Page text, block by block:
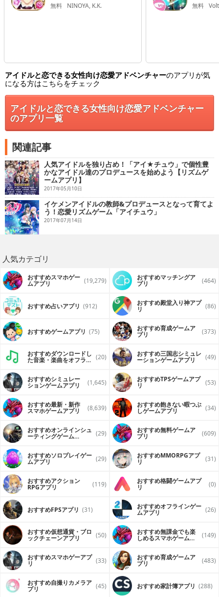
愛ゲーム】
無料 NINOYA, K.K. 無料
アイドルと恋できる女性向け恋愛アドベンチャーのアプリが気
になる方はこちらをチェック
アイドルと恋できる女性向け恋愛アドベンチャー
のアプリ一覧
関連記事
人気アイドルを独り占め！「アイ★チュウ」で個性豊
かなアイドル達のプロデュースを始めよう【リズムゲ
ームアプリ】
2017年05月10日
イケメンアイドルの教師&プロデュースとなって育てよ
う！恋愛リズムゲーム「アイチュウ」
2017年07月14日
人気カテゴリ
おすすめスマホゲー
ムアプリ (19,279) おすすめマッチングア
プリ (464)
おすすめ占いアプリ (912) おすすめ殿堂入り神アプ
リ (86)
おすすめゲームアプリ (75) おすすめ育成ゲームア
プリ (373)
おすすめダウンロードし
た音楽・楽曲をオフライ (20) おすすめ三国志シミュレ
ーションゲームアプリ (49)
おすすめシミュレー
ションゲームアプリ (1,645) おすすめTPSゲームアプ
リ (53)
おすすめ最新・新作
スマホゲームアプリ (8,639) おすすめ飽きない暇つぶ
しゲームアプリ (34)
おすすめオンラインシュ
ーティングゲーム (29) おすすめ無料ゲームア
プリ (609)
おすすめソロプレイゲー
ムアプリ (29) おすすめ MMORPGアプ
リ (31)
おすすめアクション
RPGアプリ (119) おすすめ格闘ゲームアプ
リ (0)
おすすめFPSアプリ (31) おすすめオフラインゲー
ムアプリ (26)
おすすめ仮想通貨・ブロ
ックチェーンアプリ (50) おすすめ無課金でも楽
しめるスマホゲームア (149)
おすすめスマホゲーアプ
リ (33) おすすめ育成ゲームア
プリ (483)
おすすめ自撮りカメラア
プリ (45) おすすめ家計簿アプリ (288)